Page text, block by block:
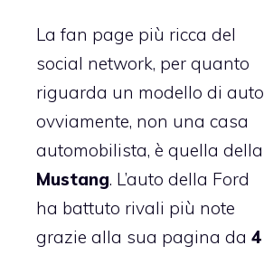
La fan page più ricca del
social network, per quanto
riguarda un modello di auto
ovviamente, non una casa
automobilista, è quella della
Mustang. L’auto della Ford
ha battuto rivali più note
grazie alla sua pagina da 4